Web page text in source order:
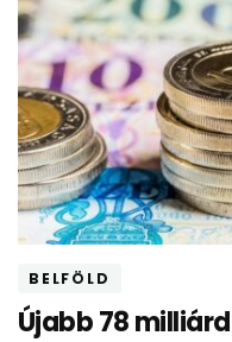
BELFÖLD
Újabb 78